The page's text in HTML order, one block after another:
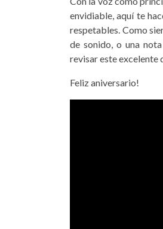
envidiable, aquí te
respetables. Como
de sonido, o una
revisar este excelente
Feliz aniversario!